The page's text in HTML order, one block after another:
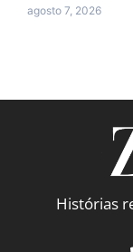
agosto 7, 2026
Histórias